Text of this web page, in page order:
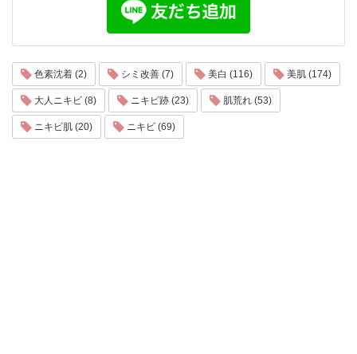
色素沈着 (2) シミ改善 (7) 美白 (116) 美肌 (174)
大人ニキビ (8) ニキビ跡 (23) 肌荒れ (53)
ニキビ肌 (20) ニキビ (69)